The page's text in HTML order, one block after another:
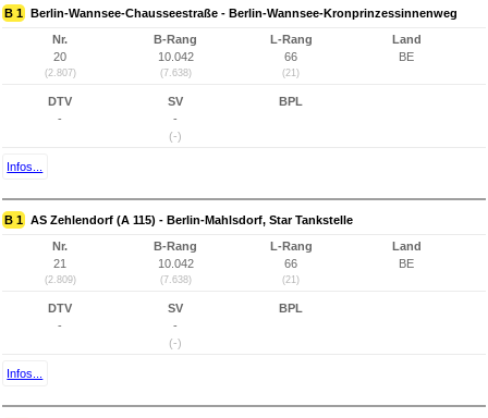
B 1 Berlin-Wannsee-Chausseestraße - Berlin-Wannsee-Kronprinzessinnenweg
Nr.
20
(2.807)
B-Rang
10.042
(7.638)
L-Rang
66
(21)
Land
BE
DTV
-
SV
-
(-)
BPL
Infos...
B 1 AS Zehlendorf (A 115) - Berlin-Mahlsdorf, Star Tankstelle
Nr.
21
(2.809)
B-Rang
10.042
(7.638)
L-Rang
66
(21)
Land
BE
DTV
-
SV
-
(-)
BPL
Infos...